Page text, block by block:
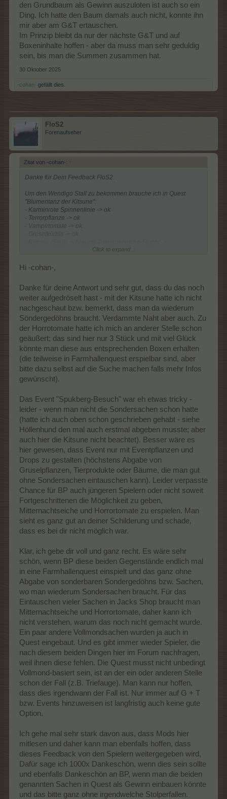
den Grundbaum als Gewinn auszuloten ist auch so ein
Ding. Ich hatte den Baum damals auch nicht, konnte ihn
mir aber am G&T ertauschen.
Im Prinzip bleibt da nur der nächste G&T und auf
Boxeninhalte hoffen - aber da muss man sehr geduldig
sein, bis man die Summen zusammen hat.
30 Oktober 2025
-cohan- gefällt dies.
FloS2
Forenaufseher
Zitat von -cohan-: ↑
Danke für Dein Feedback FloS2.
Um den Wendigo Stall zu bekommen brauche ich in Quest
"Blumentanz der Kitsune":
- Karminrote Spinnenlinie -> ok
- Terrorpflanze -> ok
- Vampirtomate -> ok
Dämoneneiche braucht Mitternachtsfrucht von der
- Triefauge (Baum) -> aus Quest Urban Gardening -> ok
-Horrortomate (Stall) -> Sonderstall nur per G&T oder
Gruselbox5
- Koboldauge (Baum) -> ok
Das Event "Spukberg-Besuch", das Du ansprichst gab eine
Mitternachtseiche, wenn ich 10 Kitsune gehabt hätte, ich den
Stall aber nicht herstellen kann (siehe oben). Also dort habe ich
den Baum gebraucht um an den Baum zu kommen ?
Zum Horrortomatenstall wäre ich in der Zeit nicht gekommen, es
haben mir zu viele Items gefehlt um die Abgaben zu generieren.
Den Höllenhundstall gibts in Jackies Shop aber braucht
Horrortomaten...
Click to expand...
Hi -cohan-,
Danke für deine Antwort und sehr gut, dass du das noch
weiter aufgedröselt hast - mit der Kitsune hatte ich nicht
nachgeschaut bzw. bemerkt, dass man da wiederum
Söndergedöhns braucht. Verdammte Naht aber auch. Zu
der Horrotomate hatte ich mich an anderer Stelle schon
geäußert; das sind hier nur 3 Stück und mit viel Glück
könnte man diese aus entsprechenden Boxen erhalten
(die teilweise in Farmhallenquest erspielbar sind, aber
bitte dazu selbst auf die Suche machen falls mehr Infos
gewünscht).
Das Event "Spukberg-Besuch" war eh etwas tricky -
leider - wenn man nicht die Sondersachen schon hatte
(hatte ich auch oben schon geschrieben gehabt - siehe
Höllenhund den mal auch erstmal abgeben musste; aber
auch hier die Kitsune nicht beachtet). Besser wäre es
hier gewesen, dass Event nur mit Eventpflanzen und
Drops zu gestalten (höchstens Abgabe von
Gruselpflanzen, Tierprodukte oder Bäume, die man gut
ohne Sondersachen eintauschen kann). Leider verpasste
Chance für BP auch jüngeren Spielern oder nicht soweit
Fortgeschrittenen die Möglichkeit zu geben,
Mitternachtseiche und Horrortomate zu erspielen. Man
sieht es ganz gut an deiner Schilderung und schade,
dass es bei dir nicht möglich war.
Klar, ich gebe dir voll und ganz recht. Es wäre sehr
schön, wenn BP diese beiden Gegenstände endlich mal
in eine Farmhallenquest einspielt und das ganz ohne
Abgabe von sonderbaren Sondergedöhns bzw. Sachen,
wo man wiederum Sondersachen braucht. Für das
Eintauschen vieler Sachen in Jacks Shop braucht man
Mitternachtseiche und Horrortomate, daher kann ich
nicht verstehen, warum das noch nicht gemacht wurde.
Ein paar andere Vollmondsachen wurden ja auch in
Quest eingebaut. Und es gibt immer wieder Spieler, die
nach diesem beiden Dingen hier im Forum nachfragen,
weil ihnen diese fehlen. Die Quest musst nicht unbedingt
Vollmond-basiert sein, ist an der ein oder anderen Stelle
schon der Fall (z.B. Triefauge). Man kann nur hoffen,
dass dies irgendwann der Fall ist. Nur immer auf G + T
bzw. Events hinzuweisen ist langfristig auch keine gute
Option.
Ich gehe mal sehr stark davon aus, dass Mods hier
mitlesen und daher kann man ebenfalls hoffen, dass
dieses Feedback von den Spielern weitergegeben wird,
Dafür sage ich 1000x Dankeschön, wenn dies sein sollte
und ebenfalls Dankeschön an BP, wenn man die beiden
genannten Sachen in Quest als Gewinn einbauen könnte
und das bitte ganz ohne irgendwelche Stolperfallen.